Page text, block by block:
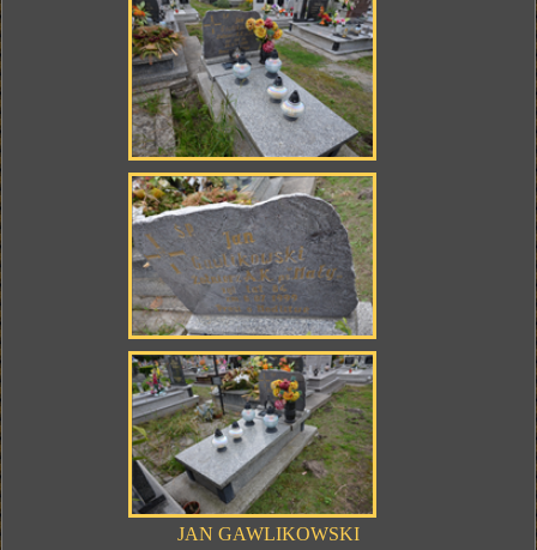
JAN GAWLIKOWSKI